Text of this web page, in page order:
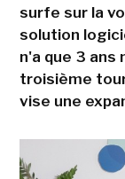
surfe sur la
solution
n'a que 3 ans
troisième
vise une